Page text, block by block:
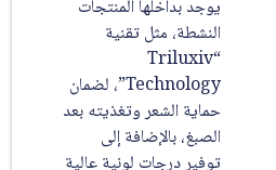
يوجد بداخلها المنتجات
النشطة، مثل تقنية
“Triluxiv
Technology”، لضمان
حماية الشعر وتغذيته بعد
الصبغ، بالإضافة إلى
توفير درجات لونية عالية